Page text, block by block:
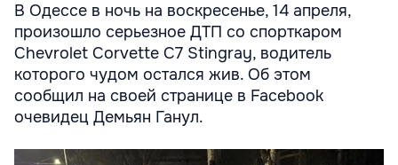
В Одессе в ночь на воскресенье, 14 апреля,
произошло серьезное ДТП со спорткаром
Chevrolet Corvette C7 Stingray, водитель
которого чудом остался жив. Об этом
сообщил на своей странице в Facebook
очевидец Демьян Ганул.